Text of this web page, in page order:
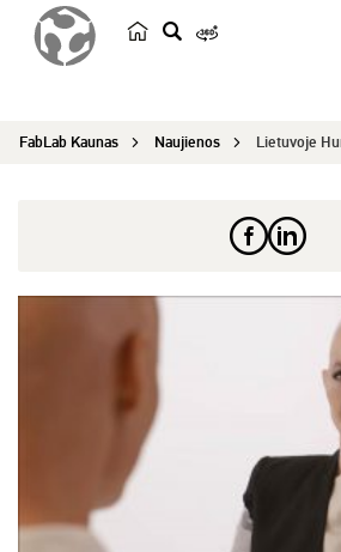
e
FabLab Kaunas Naujienos Lietuvoje Humanoidę Sofiją pasitiko